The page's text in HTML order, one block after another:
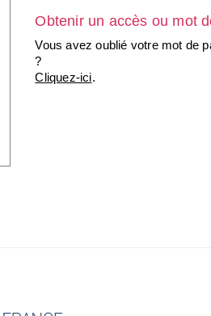
Obtenir un accès ou mot
Vous avez oublié votre mot de
?
Cliquez-ici.